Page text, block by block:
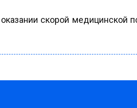
скорой медицинской